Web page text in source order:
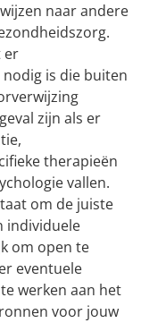
naar andere
er
is die buiten
zijn als er
therapieën
vallen.
om de juiste
individuele
om open te
eventuele
werken aan het
voor jouw